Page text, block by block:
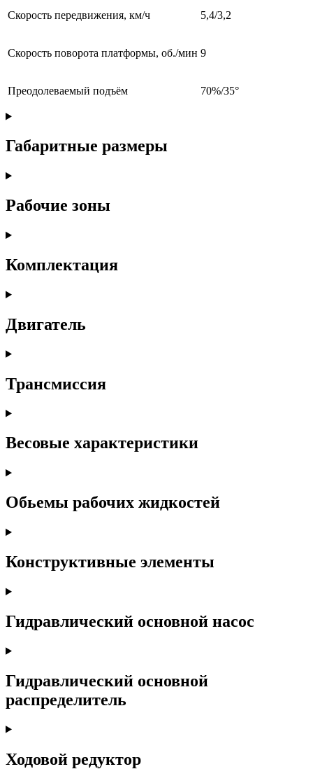
Скорость передвижения, км/ч 5,4/3,2
Скорость поворота платформы, об./мин 9
Преодолеваемый подъём 70%/35°
Габаритные размеры
Рабочие зоны
Комплектация
Двигатель
Трансмиссия
Весовые характеристики
Обьемы рабочих жидкостей
Конструктивные элементы
Гидравлический основной насос
Гидравлический основной
распределитель
Ходовой редуктор